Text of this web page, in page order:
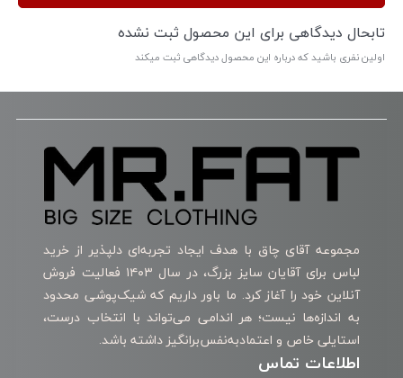
تابحال دیدگاهی برای این محصول ثبت نشده
اولین نفری باشید که درباره این محصول دیدگاهی ثبت میکند
مجموعه آقای چاق با هدف ایجاد تجربه‌ای دلپذیر از خرید
لباس برای آقایان سایز بزرگ، در سال ۱۴۰۳ فعالیت فروش
آنلاین خود را آغاز کرد. ما باور داریم که شیک‌پوشی محدود
به اندازه‌ها نیست؛ هر اندامی می‌تواند با انتخاب درست،
استایلی خاص و اعتمادبه‌نفس‌برانگیز داشته باشد.
اطلاعات تماس